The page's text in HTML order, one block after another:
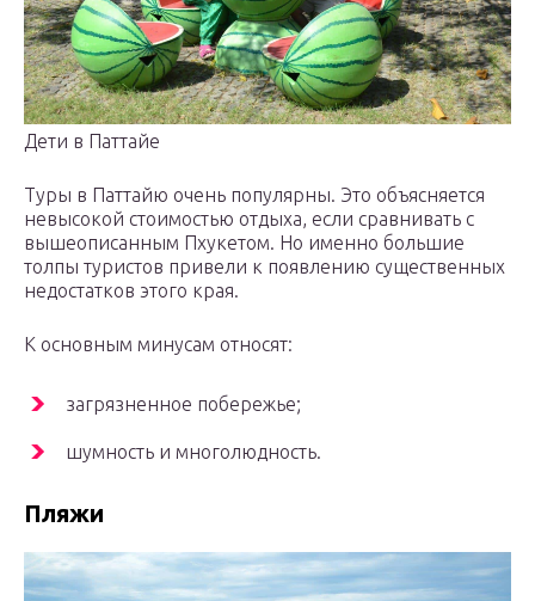
Дети в Паттайе
Туры в Паттайю очень популярны. Это объясняется
невысокой стоимостью отдыха, если сравнивать с
вышеописанным Пхукетом. Но именно большие
толпы туристов привели к появлению существенных
недостатков этого края.
К основным минусам относят:
загрязненное побережье;
шумность и многолюдность.
Пляжи